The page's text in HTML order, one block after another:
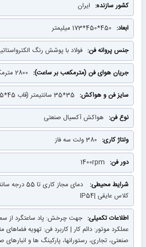
ایران
450*450*173 میلیمتر
فولاد با پوشش رنگ
2800 مترمکعب بر ساعت
35*35 سانتیمتر (قاب 45*45)
هواکش آکسیال صنعتی
380 ولت سه فاز
1400rpm
کلاس عایقی |IP54
جهت چرخش: پاد ساعتگرد از
عملکرد موتور: دائم کار | کاربرد فن: تهویه
صنعتی، تجاری، رستورانها، پارکینگ ها و انبارهای